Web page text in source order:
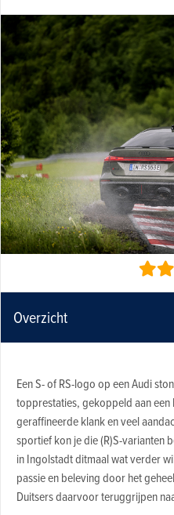
Overzicht
Een S- of RS-logo op een Audi
topprestaties, gekoppeld aan een
geraffineerde klank en veel
sportief kon je die (R)S-varianten
in Ingolstadt ditmaal wat verder
passie en beleving door het
Duitsers daarvoor teruggrijpen